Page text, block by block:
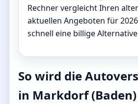
Rechner vergleicht Ihren
aktuellen Angeboten für
schnell eine billige
So wird die
in Markdorf